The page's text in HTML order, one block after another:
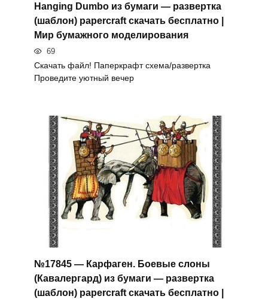
Hanging Dumbo из бумаги — развертка
(шаблон) papercraft скачать бесплатно |
Мир бумажного моделирования
69
Скачать файл! Паперкрафт схема/развертка
Проведите уютный вечер
№17845 — Карфаген. Боевые слоны
(Кавалергард) из бумаги — развертка
(шаблон) papercraft скачать бесплатно |